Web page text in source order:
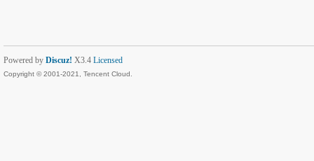
Powered by Discuz! X3.4 Licensed
Copyright © 2001-2021, Tencent Cloud.